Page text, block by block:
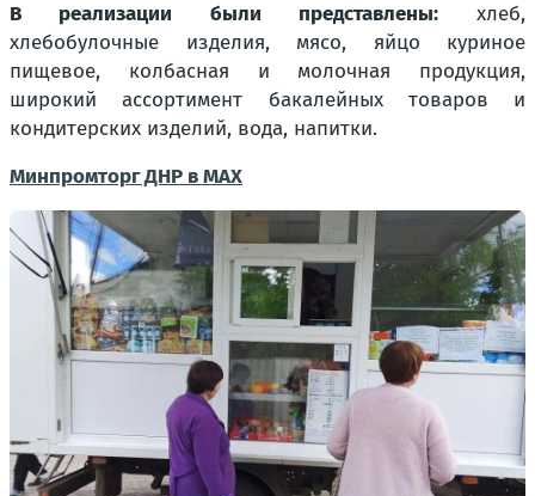
В реализации были представлены:хлеб,
хлебобулочные изделия, мясо, яйцо куриное
пищевое, колбасная и молочная продукция,
широкий ассортимент бакалейных товаров и
кондитерских изделий, вода, напитки.
Минпромторг ДНР в MAX